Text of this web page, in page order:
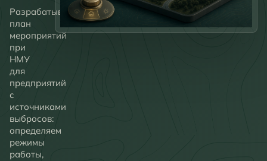
Разрабатываем
план
мероприятий
при
НМУ
для
предприятий
с
источниками
выбросов:
определяем
режимы
работы,